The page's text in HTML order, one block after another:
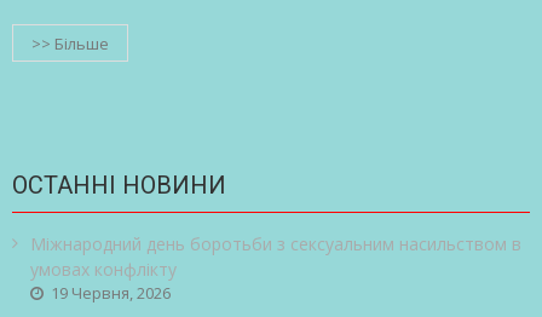
>> Більше
ОСТАННІ НОВИНИ
Міжнародний день боротьби з сексуальним насильством в
умовах конфлікту
19 Червня, 2026